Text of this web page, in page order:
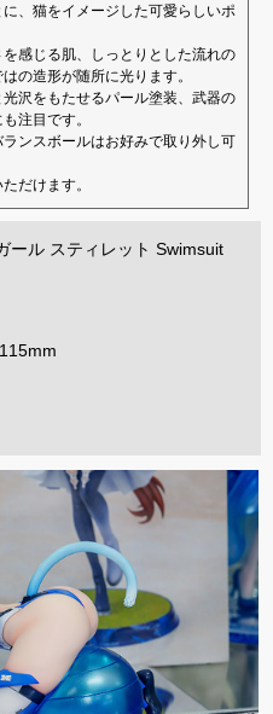
、猫をイメージした可愛らしいポ
感じる肌、しっとりとした流れの
の造形が随所に光ります。
沢をもたせるパール塗装、武器の
注目です。
ンスボールはお好みで取り外し可
だけます。
ール スティレット Swimsuit